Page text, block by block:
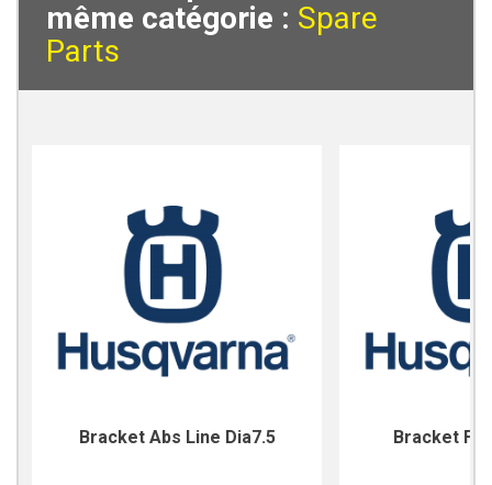
même catégorie : Spare
Parts
Bracket Abs Line Dia7.5 Bracket